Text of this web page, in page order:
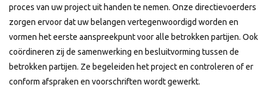
proces van uw project uit handen te nemen. Onze directievoerders
zorgen ervoor dat uw belangen vertegenwoordigd worden en
vormen het eerste aanspreekpunt voor alle betrokken partijen. Ook
coördineren zij de samenwerking en besluitvorming tussen de
betrokken partijen. Ze begeleiden het project en controleren of er
conform afspraken en voorschriften wordt gewerkt.